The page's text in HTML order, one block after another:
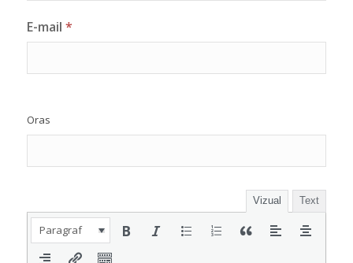
E-mail *
Oras
Vizual Text
Paragraf